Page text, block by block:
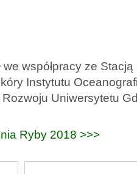
współpracy ze
Instytutu
Uniwersytetu
Ryby 2018 >>>